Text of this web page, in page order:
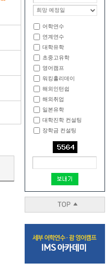
어학연수
연계연수
대학유학
초중고유학
영어캠프
워킹홀리데이
해외인턴쉽
해외취업
일본유학
대학진학 컨설팅
장학금 컨설팅